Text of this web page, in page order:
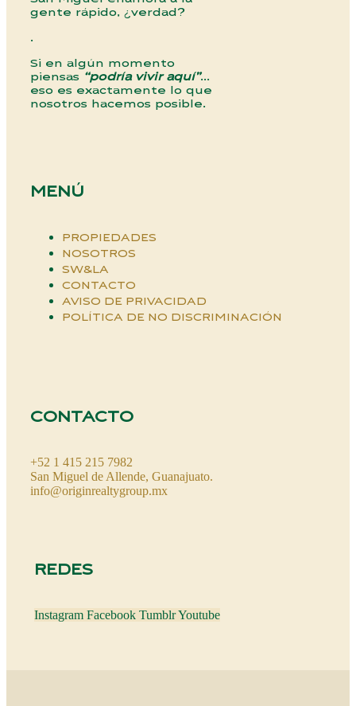
gente rápido, ¿verdad?
.
Si en algún momento
piensas “podría vivir aquí”…
eso es exactamente lo que
nosotros hacemos posible.
MENÚ
PROPIEDADES
NOSOTROS
SW&LA
CONTACTO
AVISO DE PRIVACIDAD
POLÍTICA DE NO DISCRIMINACIÓN
CONTACTO
+52 1 415 215 7982
San Miguel de Allende, Guanajuato.
info@originrealtygroup.mx
REDES
Instagram Facebook TumblrYoutube